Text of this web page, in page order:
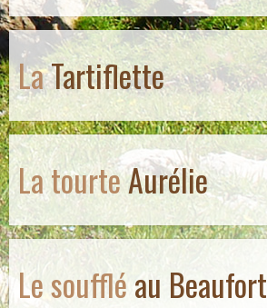
LaTartiflette
La tourteAurélie
Le souffléau Beaufort